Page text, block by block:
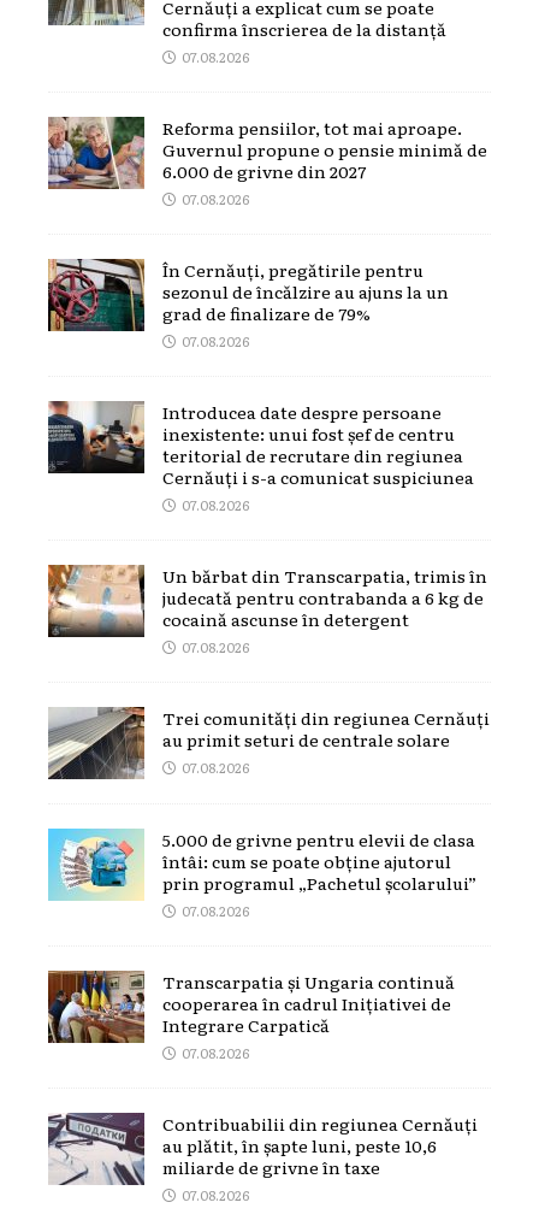
Cernăuți a explicat cum se poate
confirma înscrierea de la distanță
07.08.2026
Reforma pensiilor, tot mai aproape.
Guvernul propune o pensie minimă de
6.000 de grivne din 2027
07.08.2026
În Cernăuți, pregătirile pentru
sezonul de încălzire au ajuns la un
grad de finalizare de 79%
07.08.2026
Introducea date despre persoane
inexistente: unui fost șef de centru
teritorial de recrutare din regiunea
Cernăuți i s-a comunicat suspiciunea
07.08.2026
Un bărbat din Transcarpatia, trimis în
judecată pentru contrabanda a 6 kg de
cocaină ascunse în detergent
07.08.2026
Trei comunități din regiunea Cernăuți
au primit seturi de centrale solare
07.08.2026
5.000 de grivne pentru elevii de clasa
întâi: cum se poate obține ajutorul
prin programul „Pachetul școlarului”
07.08.2026
Transcarpatia și Ungaria continuă
cooperarea în cadrul Inițiativei de
Integrare Carpatică
07.08.2026
Contribuabilii din regiunea Cernăuți
au plătit, în șapte luni, peste 10,6
miliarde de grivne în taxe
07.08.2026